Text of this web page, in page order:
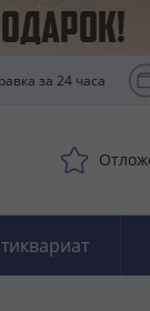
за 24 часа